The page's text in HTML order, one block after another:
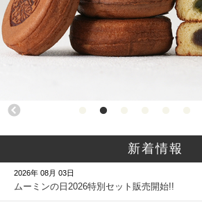
新着情報
2026年 08月 03日
ムーミンの日2026特別セット販売開始!!